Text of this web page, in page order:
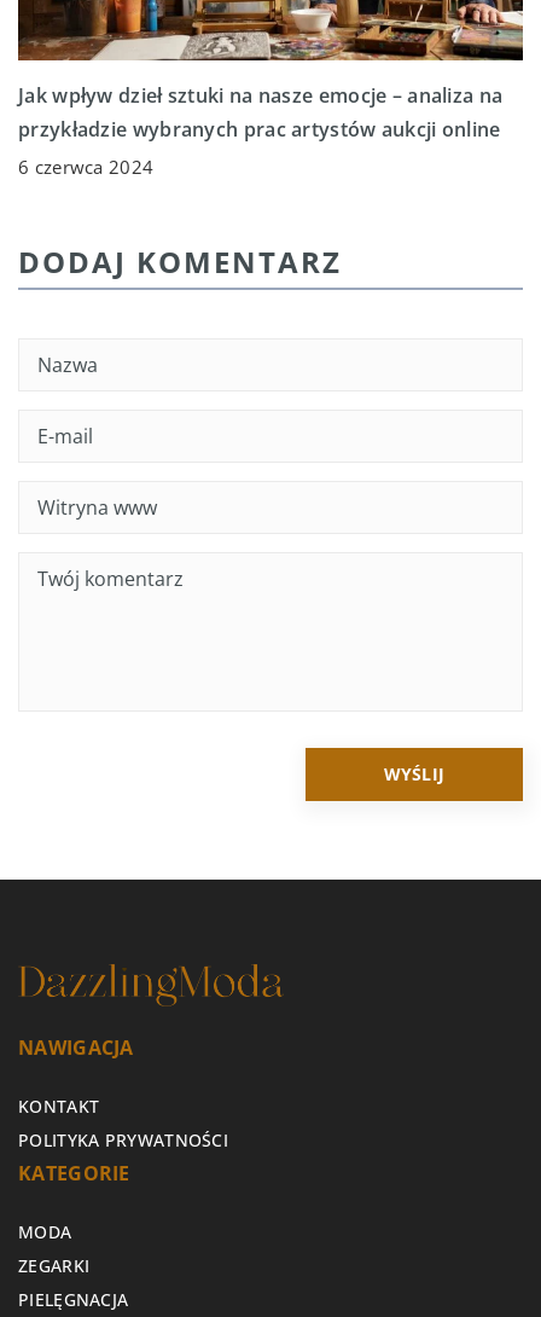
Jak wpływ dzieł sztuki na nasze emocje – analiza na
przykładzie wybranych prac artystów aukcji online
6 czerwca 2024
DODAJ KOMENTARZ
NAWIGACJA
KONTAKT
POLITYKA PRYWATNOŚCI
KATEGORIE
MODA
ZEGARKI
PIELĘGNACJA